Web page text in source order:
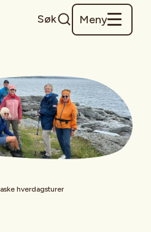
Søk Meny
hverdagsturer